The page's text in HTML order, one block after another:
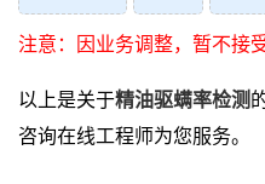
注意：因业务调整，暂不接
以上是关于精油驱螨率检测
咨询在线工程师为您服务。